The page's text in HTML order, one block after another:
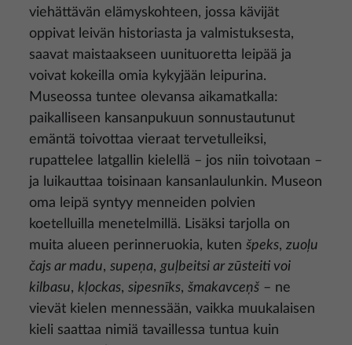
viehättävän elämyskohteen, jossa kävijät
oppivat leivän historiasta ja valmistuksesta,
saavat maistaakseen uunituoretta leipää ja
voivat kokeilla omia kykyjään leipurina.
Museossa tuntee olevansa aikamatkalla:
paikalliseen kansanpukuun sonnustautunut
emäntä toivottaa vieraat tervetulleiksi,
rupattelee latgallin kielellä – jos niin toivotaan –
ja luikauttaa toisinaan kansanlaulunkin. Museon
oma leipä syntyy menneiden polvien
koetelluilla menetelmillä. Lisäksi tarjolla on
muita alueen perinneruokia, kuten špeks, zuoļu
čajs ar madu, supeņa, guļbeitsi ar zūsteiti voi
kilbasu, kļockas, sipesnīks, šmakavceņš – ne
vievät kielen mennessään, vaikka muukalaisen
kieli saattaa nimiä tavaillessa tuntua kuin